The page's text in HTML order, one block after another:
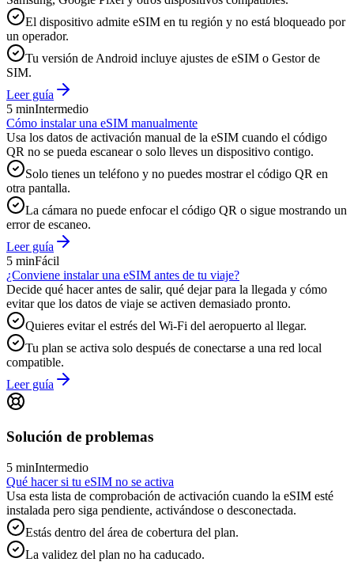
El dispositivo admite eSIM en tu región y no está bloqueado por
un operador.
Tu versión de Android incluye ajustes de eSIM o Gestor de
SIM.
Leer guía
5 minIntermedio
Cómo instalar una eSIM manualmente
Usa los datos de activación manual de la eSIM cuando el código
QR no se pueda escanear o solo lleves un dispositivo contigo.
Solo tienes un teléfono y no puedes mostrar el código QR en
otra pantalla.
La cámara no puede enfocar el código QR o sigue mostrando un
error de escaneo.
Leer guía
5 minFácil
¿Conviene instalar una eSIM antes de tu viaje?
Decide qué hacer antes de salir, qué dejar para la llegada y cómo
evitar que los datos de viaje se activen demasiado pronto.
Quieres evitar el estrés del Wi-Fi del aeropuerto al llegar.
Tu plan se activa solo después de conectarse a una red local
compatible.
Leer guía
Solución de problemas
5 minIntermedio
Qué hacer si tu eSIM no se activa
Usa esta lista de comprobación de activación cuando la eSIM esté
instalada pero siga pendiente, activándose o desconectada.
Estás dentro del área de cobertura del plan.
La validez del plan no ha caducado.